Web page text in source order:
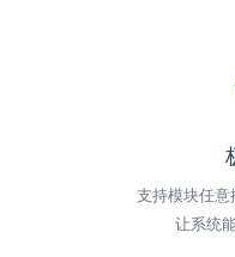
支持模块任
让系统